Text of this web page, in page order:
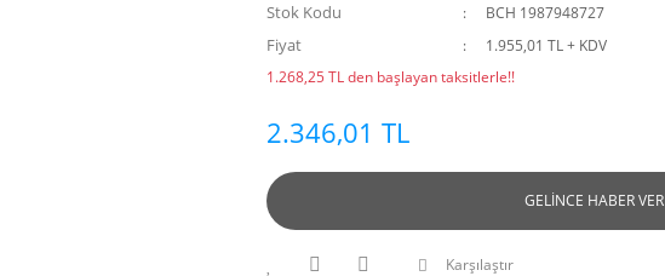
Stok Kodu BCH 1987948727
Fiyat
1.955,01 TL + KDV
1.268,25 TL den başlayan taksitlerle!!
2.346,01 TL
GELİNCE HABER VER
Karşılaştır